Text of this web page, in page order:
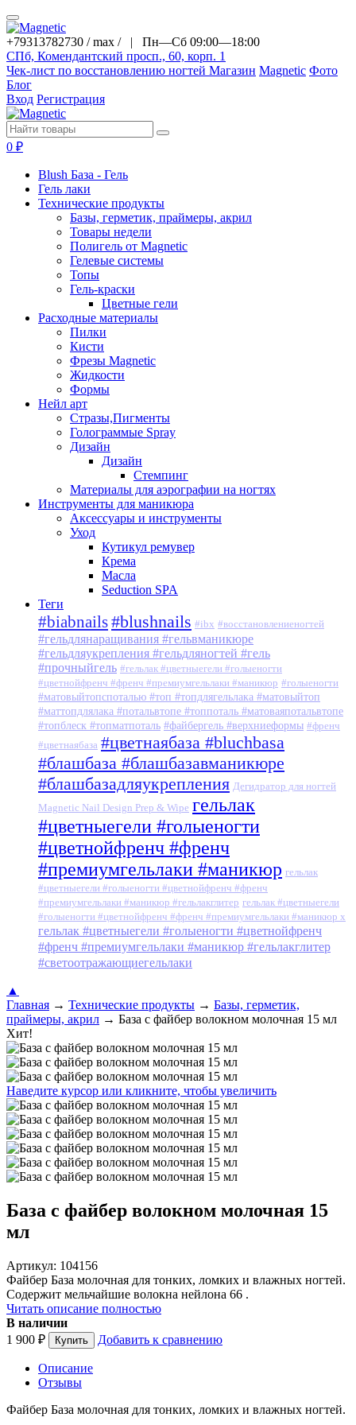
+79313782730 / max / | Пн—Сб 09:00—18:00
СПб, Комендантский просп., 60, корп. 1
Чек-лист по восстановлению ногтей Магазин Magnetic Фото
Блог
Вход Регистрация
0 ₽
Blush База - Гель
Гель лаки
Технические продукты
Базы, герметик, праймеры, акрил
Товары недели
Полигель от Magnetic
Гелевые системы
Топы
Гель-краски
Цветные гели
Расходные материалы
Пилки
Кисти
Фрезы Magnetic
Жидкости
Формы
Нейл арт
Стразы,Пигменты
Голограммые Spray
Дизайн
Дизайн
Стемпинг
Материалы для аэрографии на ногтях
Инструменты для маникюра
Аксессуары и инструменты
Уход
Кутикул ремувер
Крема
Масла
Seduction SPA
Теги
#biabnails#blushnails #ibx #восстановлениеногтей
#гельдлянаращивания #гельвманикюре
#гельдляукрепления #гельдляногтей #гель
#прочныйгель #гельлак #цветныегели #голыеногти
#цветнойфренч #френч #премиумгельлаки #маникюр #голыеногти
#матовыйтопспоталью #топ #топдлягельлака #матовыйтоп
#маттопдлялака #потальвтопе #топпоталь #матоваяпотальвтопе
#топблеск #топматпоталь #файбергель #верхниеформы #френч
#цветнаябаза #цветнаябаза #bluchbasa
#блашбаза #блашбазавманикюре
#блашбазадляукрепления Дегидратор для ногтей
Magnetic Nail Design Prep & Wipe гельлак
#цветныегели #голыеногти
#цветнойфренч #френч
#премиумгельлаки #маникюр гельлак
#цветныегели #голыеногти #цветнойфренч #френч
#премиумгельлаки #маникюр #гельлакглитер гельлак #цветныегели
#голыеногти #цветнойфренч #френч #премиумгельлаки #маникюр x
гельлак #цветныегели #голыеногти #цветнойфренч
#френч #премиумгельлаки #маникюр #гельлакглитер
#светоотражающиегельлаки
▲
Главная → Технические продукты → Базы, герметик,
праймеры, акрил → База с файбер волокном молочная 15 мл
Хит!
Наведите курсор или кликните, чтобы увеличить
База с файбер волокном молочная 15
мл
Артикул: 104156
Файбер База молочная для тонких, ломких и влажных ногтей.
Содержит мельчайшие волокна нейлона 66 .
Читать описание полностью
В наличии
1 900 ₽ Добавить к сравнению
Описание
Отзывы
Файбер База молочная для тонких, ломких и влажных ногтей.